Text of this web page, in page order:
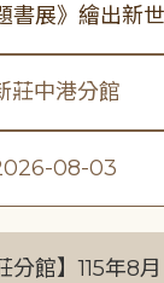
書展》繪出新
莊中港分館
08-03
分館】115年8